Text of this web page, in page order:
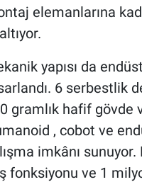
elemanlarına
yapısı da
6 serbestlik
gramlık hafif gövde
, cobot ve
imkânı
fonksiyonu ve 1